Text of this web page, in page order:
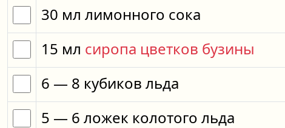
30 мл лимонного сока
15 мл сиропа цветков бузины
6 — 8 кубиков льда
5 — 6 ложек колотого льда